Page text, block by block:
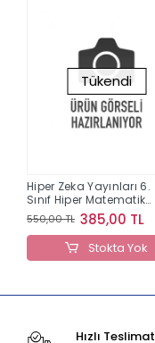
Tükendi
Hiper Zeka Yayınları 6.
Sınıf Hiper Matematik
Konu Anlatımlı & Soru
Bankası
550,00 TL 385,00 TL
Stokta Yok
Hızlı Teslimat